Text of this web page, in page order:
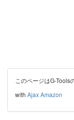
このページはG-Tools
with Ajax Amazon